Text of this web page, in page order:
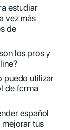
estudiar
vez más
de
los pros y
puedo utilizar
de forma
español
mejorar tus